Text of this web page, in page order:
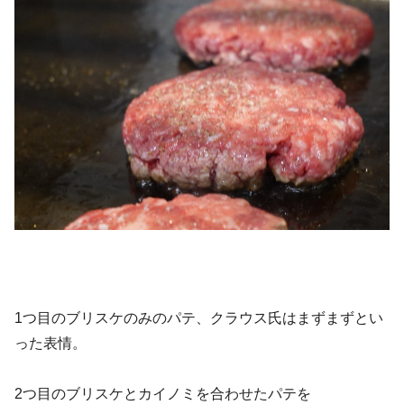
1つ目のブリスケのみのパテ、クラウス氏はまずまずとい
った表情。
2つ目のブリスケとカイノミを合わせたパテを